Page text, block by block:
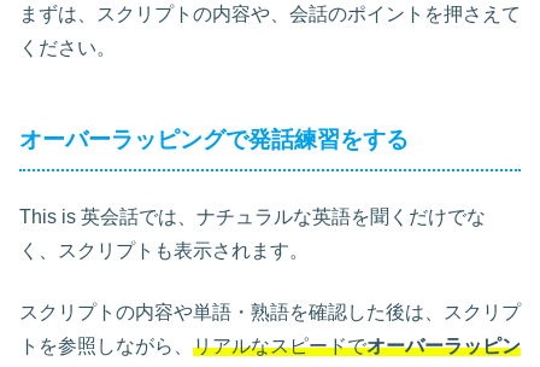
まずは、スクリプトの内容や、会話のポイントを押さえて
ください。
オーバーラッピングで発話練習をする
This is 英会話では、ナチュラルな英語を聞くだけでな
く、スクリプトも表示されます。
スクリプトの内容や単語・熟語を確認した後は、スクリプ
トを参照しながら、 リアルなスピードでオーバーラッピン